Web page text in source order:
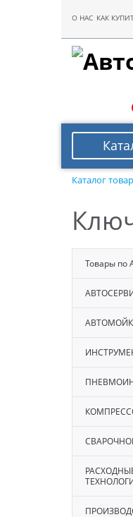
О НАС КАК
Каталог
Товары по